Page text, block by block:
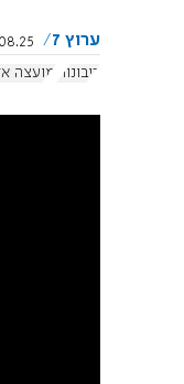
ערוץ 7
10:46
ריבונות
מועצה